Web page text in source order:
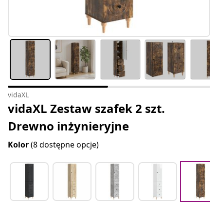
vidaXL
vidaXL Zestaw szafek 2 szt.
Drewno inżynieryjne
Kolor(8 dostępne opcje)